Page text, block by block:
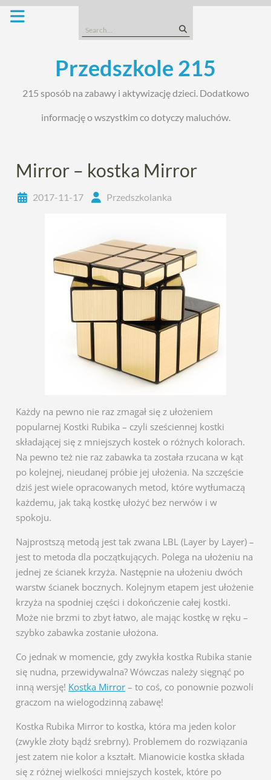
Skip
Search
for:
Przedszkole 215
215 sposób na zabawy i aktywizację dzieci. Dodatkowo
informację o wszystkim co dotyczy maluchów.
Mirror – kostka Mirror
2017-11-17 Przedszkolanka
Każdy na pewno nie raz zmagał się z ułożeniem
popularnej Kostki Rubika – czyli sześciennej kostki
składającej się z mniejszych kostek o różnych kolorach.
Na pewno też nie raz zabawka ta została rzucana w kąt
po kolejnej, nieudanej próbie jej ułożenia. Na szczęście
dziś jest wiele opracowanych metod, które wytłumaczą
każdemu, jak taką kostkę ułożyć bez nerwów i w
spokoju.
Najprostszą metodą jest tak zwana LBL (Layer by Layer) –
jest to metoda dla początkujących. Polega na ułożeniu na
jednej ze ścianek krzyża. Następnie na ułożeniu dwóch
warstw ścianek bocznych. Kolejnym etapem jest ułożenie
krzyża na spodniej części i dokończenie całej kostki.
Może nie brzmi to zbyt łatwo, ale mając kostkę w ręku –
szybko zabawka zostanie ułożona.
Co jednak w momencie, gdy zwykła kostka Rubika stanie
się nudna, przewidywalna? Wówczas należy sięgnąć po
inną wersję! Kostka Mirror – to coś, co ponownie pozwoli
graczom na wielogodzinną zabawę!
Kostka Rubika Mirror to kostka, która ma jeden kolor
(zwykle złoty bądź srebrny). Problemem do rozwiązania
jest zatem nie kolor a kształt. Mianowicie kostka składa
się z różnej wielkości mniejszych kostek, które po